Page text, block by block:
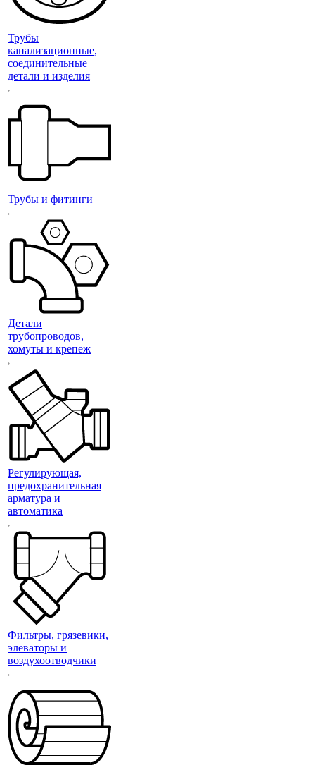
Трубы
канализационные,
соединительные
детали и изделия
Трубы и фитинги
Детали
трубопроводов,
хомуты и крепеж
Регулирующая,
предохранительная
арматура и
автоматика
Фильтры, грязевики,
элеваторы и
воздухоотводчики